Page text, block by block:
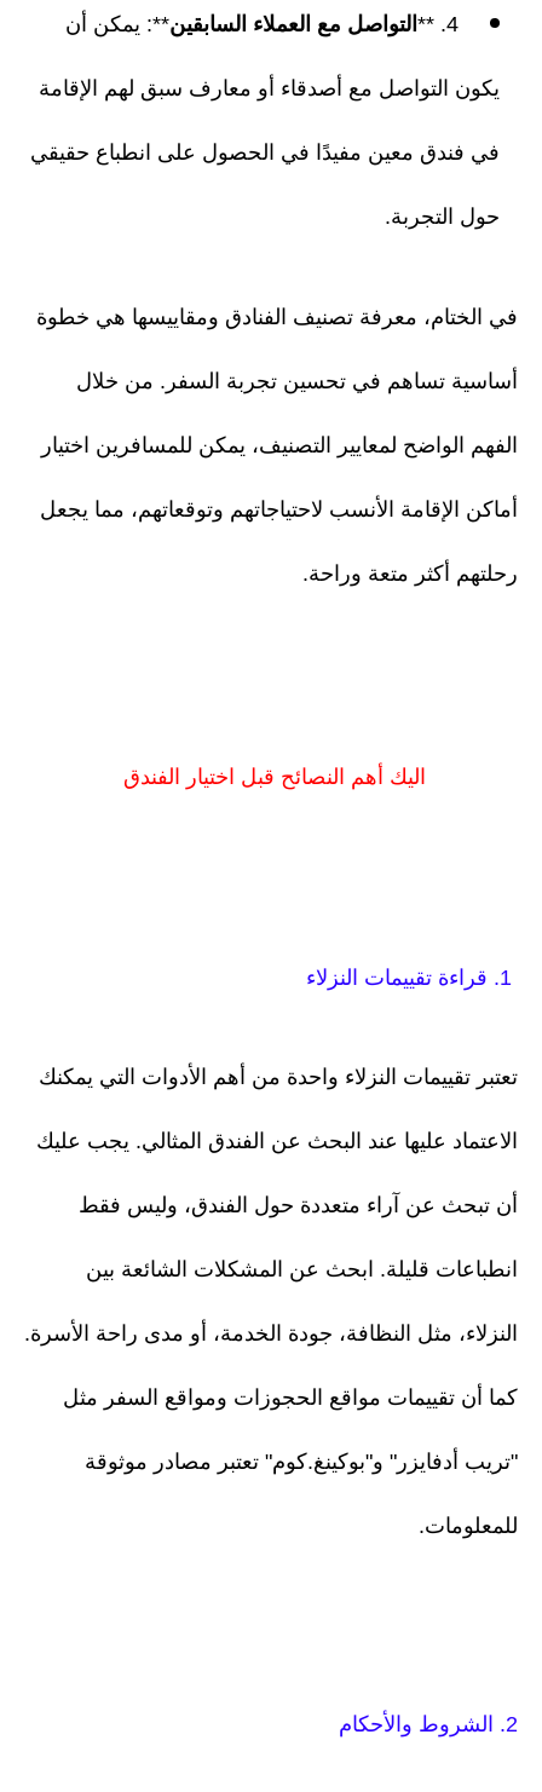
4. ** التواصل مع العملاء السابقين**: يمكن أن
يكون التواصل مع أصدقاء أو معارف سبق لهم الإقامة
في فندق معين مفيدًا في الحصول على انطباع حقيقي
حول التجربة.
في الختام، معرفة تصنيف الفنادق ومقاييسها هي خطوة
أساسية تساهم في تحسين تجربة السفر. من خلال
الفهم الواضح لمعايير التصنيف، يمكن للمسافرين اختيار
أماكن الإقامة الأنسب لاحتياجاتهم وتوقعاتهم، مما يجعل
رحلتهم أكثر متعة وراحة.
اليك أهم النصائح قبل اختيار الفندق
تعتبر تقييمات النزلاء واحدة من أهم الأدوات التي يمكنك
الاعتماد عليها عند البحث عن الفندق المثالي. يجب عليك
أن تبحث عن آراء متعددة حول الفندق، وليس فقط
انطباعات قليلة. ابحث عن المشكلات الشائعة بين
النزلاء، مثل النظافة، جودة الخدمة، أو مدى راحة الأسرة.
كما أن تقييمات مواقع الحجوزات ومواقع السفر مثل
"تريب أدفايزر" و"بوكينغ.كوم" تعتبر مصادر موثوقة
للمعلومات.
2. الشروط والأحكام